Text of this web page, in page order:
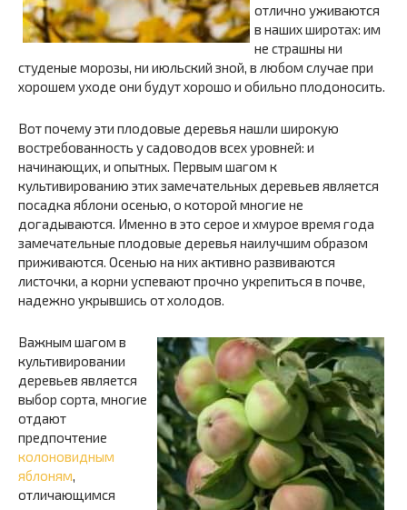
отлично уживаются
в наших широтах: им
не страшны ни
студеные морозы, ни июльский зной, в любом случае при
хорошем уходе они будут хорошо и обильно плодоносить.
Вот почему эти плодовые деревья нашли широкую
востребованность у садоводов всех уровней: и
начинающих, и опытных. Первым шагом к
культивированию этих замечательных деревьев является
посадка яблони осенью, о которой многие не
догадываются. Именно в это серое и хмурое время года
замечательные плодовые деревья наилучшим образом
приживаются. Осенью на них активно развиваются
листочки, а корни успевают прочно укрепиться в почве,
надежно укрывшись от холодов.
Важным шагом в
культивировании
деревьев является
выбор сорта, многие
отдают
предпочтение
колоновидным
яблоням,
отличающимся